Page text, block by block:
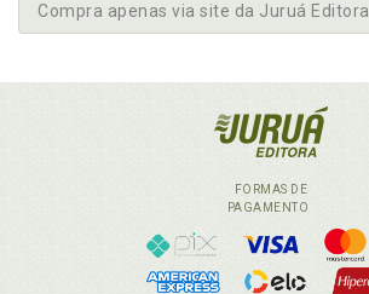
Compra apenas via site da Juruá Editora.
FORMAS DE
PAGAMENTO